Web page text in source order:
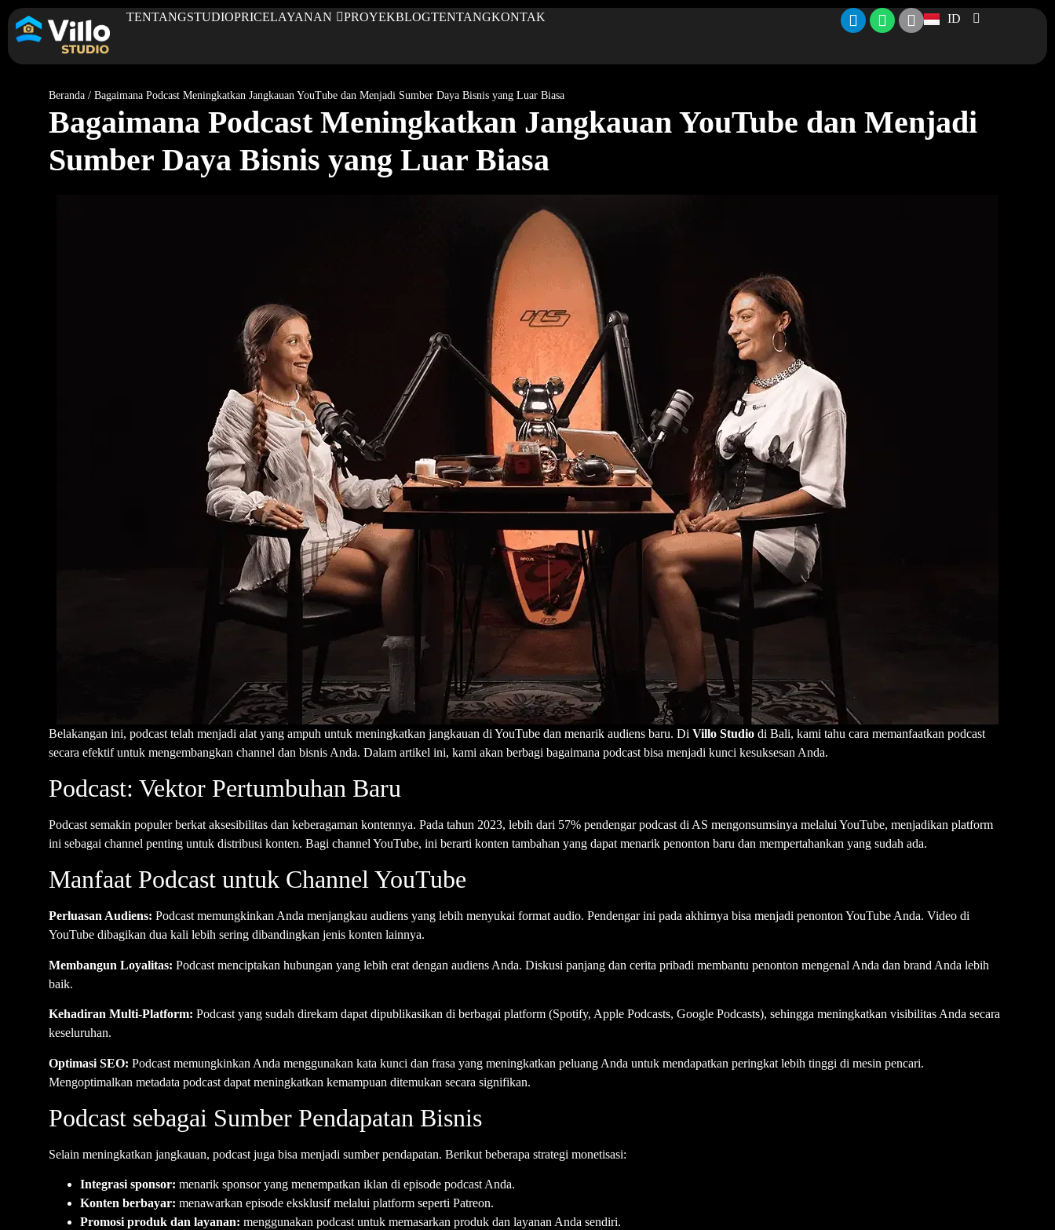
TENTANGSTUDIOPRICELAYANAN PROYEKBLOGTENTANGKONTAK ID
Beranda / Bagaimana Podcast Meningkatkan Jangkauan YouTube dan Menjadi Sumber Daya Bisnis yang Luar Biasa
Bagaimana Podcast Meningkatkan Jangkauan YouTube dan Menjadi
Sumber Daya Bisnis yang Luar Biasa
Belakangan ini, podcast telah menjadi alat yang ampuh untuk meningkatkan jangkauan di YouTube dan menarik audiens baru. Di Villo Studio di Bali, kami tahu cara memanfaatkan podcast
secara efektif untuk mengembangkan channel dan bisnis Anda. Dalam artikel ini, kami akan berbagi bagaimana podcast bisa menjadi kunci kesuksesan Anda.
Podcast: Vektor Pertumbuhan Baru
Podcast semakin populer berkat aksesibilitas dan keberagaman kontennya. Pada tahun 2023, lebih dari 57% pendengar podcast di AS mengonsumsinya melalui YouTube, menjadikan platform
ini sebagai channel penting untuk distribusi konten. Bagi channel YouTube, ini berarti konten tambahan yang dapat menarik penonton baru dan mempertahankan yang sudah ada.
Manfaat Podcast untuk Channel YouTube
Perluasan Audiens: Podcast memungkinkan Anda menjangkau audiens yang lebih menyukai format audio. Pendengar ini pada akhirnya bisa menjadi penonton YouTube Anda. Video di
YouTube dibagikan dua kali lebih sering dibandingkan jenis konten lainnya.
Membangun Loyalitas: Podcast menciptakan hubungan yang lebih erat dengan audiens Anda. Diskusi panjang dan cerita pribadi membantu penonton mengenal Anda dan brand Anda lebih
baik.
Kehadiran Multi-Platform: Podcast yang sudah direkam dapat dipublikasikan di berbagai platform (Spotify, Apple Podcasts, Google Podcasts), sehingga meningkatkan visibilitas Anda secara
keseluruhan.
Optimasi SEO: Podcast memungkinkan Anda menggunakan kata kunci dan frasa yang meningkatkan peluang Anda untuk mendapatkan peringkat lebih tinggi di mesin pencari.
Mengoptimalkan metadata podcast dapat meningkatkan kemampuan ditemukan secara signifikan.
Podcast sebagai Sumber Pendapatan Bisnis
Selain meningkatkan jangkauan, podcast juga bisa menjadi sumber pendapatan. Berikut beberapa strategi monetisasi:
Integrasi sponsor: menarik sponsor yang menempatkan iklan di episode podcast Anda.
Konten berbayar: menawarkan episode eksklusif melalui platform seperti Patreon.
Promosi produk dan layanan: menggunakan podcast untuk memasarkan produk dan layanan Anda sendiri.